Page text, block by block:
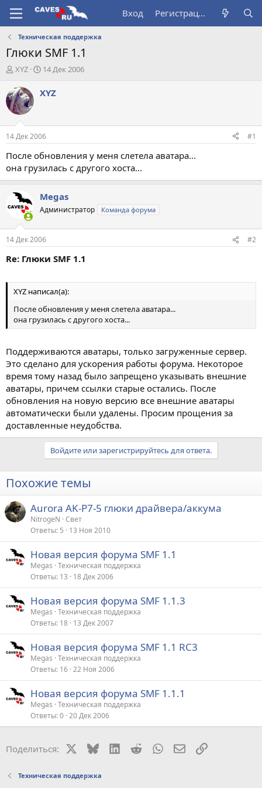
Вход Регистрация
Техническая поддержка
Глюки SMF 1.1
А
т
о
р
т
е
м
ы
XYZ
Д
т
ч
а
л
14 Дек 2006
XYZ
14 Дек 2006 #1
После обновления у меня слетела аватара...
она грузилась с другого хоста...
Megas
Администратор Команда форума
14 Дек 2006 #2
Re: Глюки SMF 1.1
XYZ написал(а):
После обновления у меня слетела аватара...
она грузилась с другого хоста...
Поддерживаются аватары, только загруженные сервер.
Это сделано для ускорения работы форума. Некоторое
время тому назад было запрещено указывать внешние
аватары, причем ссылки старые остались. После
обновления на новую версию все внешние аватары
автоматически были удалены. Просим прощения за
доставленные неудобства.
Войдите или зарегистрируйтесь для ответа.
Похожие темы
Aurora AK-P7-5 глюки драйвера/аккума
NitrogeN Свет
Ответы 5 13 Ноя 2010
Новая версия форума SMF 1.1
Megas Техническая поддержка
Ответы 13 18 Дек 2006
Новая версия форума SMF 1.1.3
Megas Техническая поддержка
Ответы 18 13 Дек 2007
Новая версия форума SMF 1.1 RC3
Megas Техническая поддержка
Ответы 16 22 Ноя 2006
Новая версия форума SMF 1.1.1
Megas Техническая поддержка
Ответы 0 20 Дек 2006
Поделиться: BlueskyLinkedIn
RedditWhatsAppЭлектронная
Ссылка
Техническая поддержка